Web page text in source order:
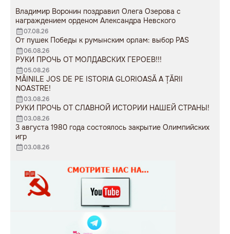
Владимир Воронин поздравил Олега Озерова с
награждением орденом Александра Невского
07.08.26
От пушек Победы к румынским орлам: выбор PAS
06.08.26
РУКИ ПРОЧЬ ОТ МОЛДАВСКИХ ГЕРОЕВ!!!
05.08.26
MÂINILE JOS DE PE ISTORIA GLORIOASĂ A ȚĂRII
NOASTRE!
03.08.26
РУКИ ПРОЧЬ ОТ СЛАВНОЙ ИСТОРИИ НАШЕЙ СТРАНЫ!
03.08.26
3 августа 1980 года состоялось закрытие Олимпийских
игр
03.08.26